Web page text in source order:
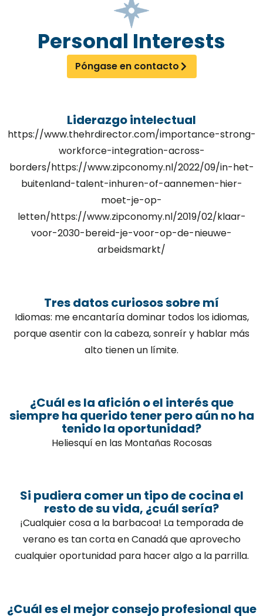
Personal Interests
Póngase en contacto
Liderazgo intelectual
https://www.thehrdirector.com/importance-strong-
workforce-integration-across-
borders/https://www.zipconomy.nl/2022/09/in-het-
buitenland-talent-inhuren-of-aannemen-hier-
moet-je-op-
letten/https://www.zipconomy.nl/2019/02/klaar-
voor-2030-bereid-je-voor-op-de-nieuwe-
arbeidsmarkt/
Tres datos curiosos sobre mí
Idiomas: me encantaría dominar todos los idiomas,
porque asentir con la cabeza, sonreír y hablar más
alto tienen un límite.
¿Cuál es la afición o el interés que
siempre ha querido tener pero aún no ha
tenido la oportunidad?
Heliesquí en las Montañas Rocosas
Si pudiera comer un tipo de cocina el
resto de su vida, ¿cuál sería?
¡Cualquier cosa a la barbacoa! La temporada de
verano es tan corta en Canadá que aprovecho
cualquier oportunidad para hacer algo a la parrilla.
¿Cuál es el mejor consejo profesional que